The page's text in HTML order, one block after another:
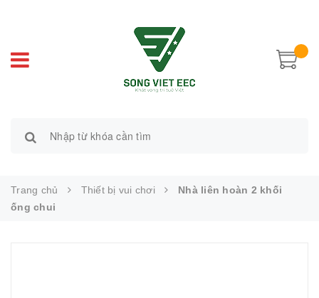
Trang chủ Thiết bị vui chơi
Nhà liên hoàn 2 khối
ống chui